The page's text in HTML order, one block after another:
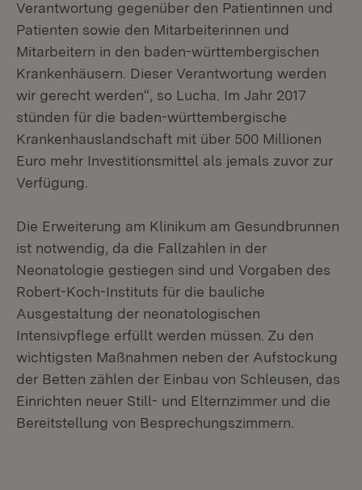
Verantwortung gegenüber den Patientinnen und
Patienten sowie den Mitarbeiterinnen und
Mitarbeitern in den baden-württembergischen
Krankenhäusern. Dieser Verantwortung werden
wir gerecht werden“, so Lucha. Im Jahr 2017
stünden für die baden-württembergische
Krankenhauslandschaft mit über 500 Millionen
Euro mehr Investitionsmittel als jemals zuvor zur
Verfügung.
Die Erweiterung am Klinikum am Gesundbrunnen
ist notwendig, da die Fallzahlen in der
Neonatologie gestiegen sind und Vorgaben des
Robert-Koch-Instituts für die bauliche
Ausgestaltung der neonatologischen
Intensivpflege erfüllt werden müssen. Zu den
wichtigsten Maßnahmen neben der Aufstockung
der Betten zählen der Einbau von Schleusen, das
Einrichten neuer Still- und Elternzimmer und die
Bereitstellung von Besprechungszimmern.